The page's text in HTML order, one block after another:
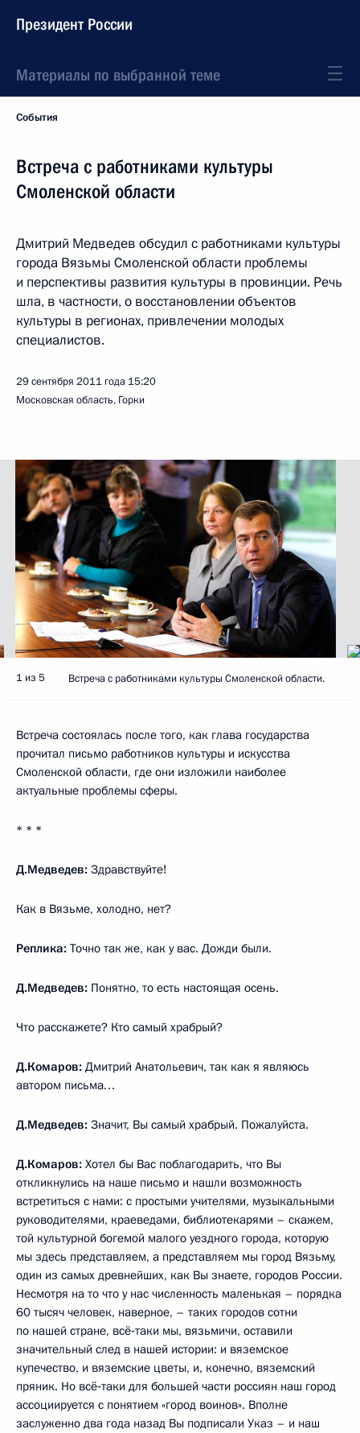
Президент России
Материалы по выбранной теме
События
Встреча с работниками культуры
Смоленской области
Дмитрий Медведев обсудил с работниками культуры
города Вязьмы Смоленской области проблемы
и перспективы развития культуры в провинции. Речь
шла, в частности, о восстановлении объектов
культуры в регионах, привлечении молодых
специалистов.
29 сентября 2011 года 15:20
Московская область, Горки
1 из 5 Встреча с работниками культуры Смоленской области.
Встреча состоялась после того, как глава государства
прочитал письмо работников культуры и искусства
Смоленской области, где они изложили наиболее
актуальные проблемы сферы.
* * *
Д.Медведев: Здравствуйте!
Как в Вязьме, холодно, нет?
Реплика: Точно так же, как у вас. Дожди были.
Д.Медведев: Понятно, то есть настоящая осень.
Что расскажете? Кто самый храбрый?
Д.Комаров: Дмитрий Анатольевич, так как я являюсь
автором письма…
Д.Медведев: Значит, Вы самый храбрый. Пожалуйста.
Д.Комаров: Хотел бы Вас поблагодарить, что Вы
откликнулись на наше письмо и нашли возможность
встретиться с нами: с простыми учителями, музыкальными
руководителями, краеведами, библиотекарями – скажем,
той культурной богемой малого уездного города, которую
мы здесь представляем, а представляем мы город Вязьму,
один из самых древнейших, как Вы знаете, городов России.
Несмотря на то что у нас численность маленькая – порядка
60 тысяч человек, наверное, – таких городов сотни
по нашей стране, всё‑таки мы, вязьмичи, оставили
значительный след в нашей истории: и вяземское
купечество, и вяземские цветы, и, конечно, вяземский
пряник. Но всё‑таки для большей части россиян наш город
ассоциируется с понятием «город воинов». Вполне
заслуженно два года назад Вы подписали Указ – и наш